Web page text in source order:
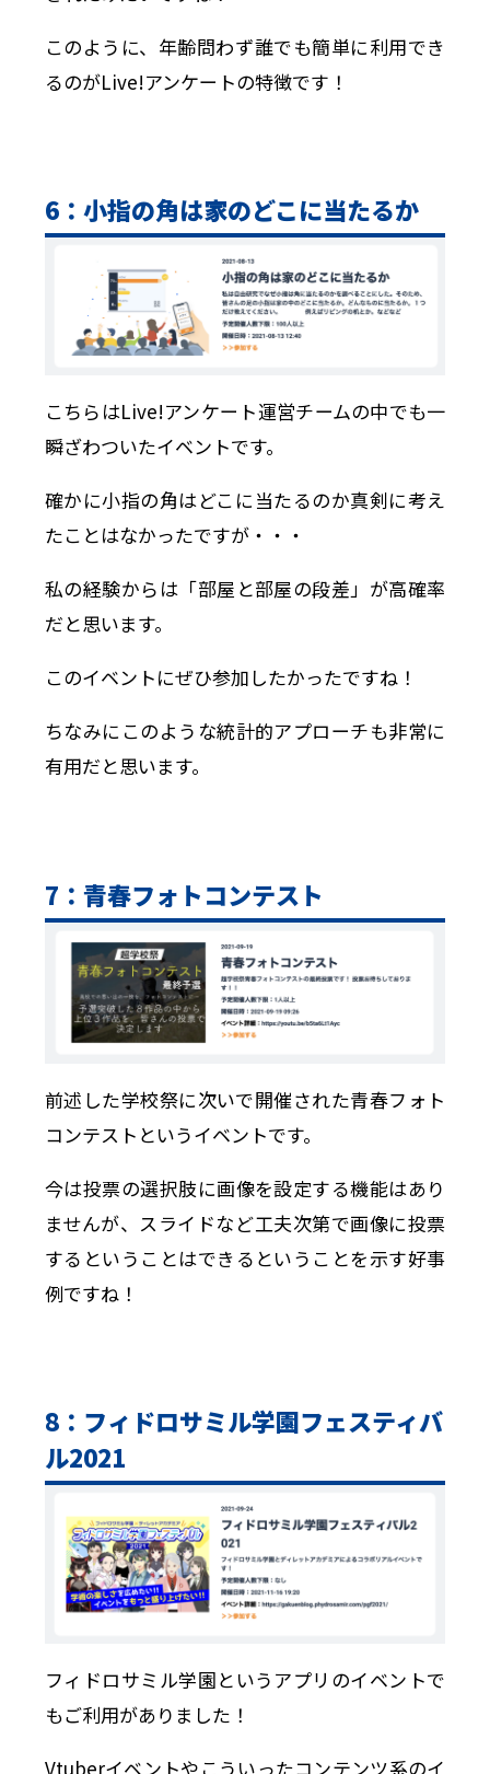
このように、年齢問わず誰でも簡単に利用でき
るのがLive!アンケートの特徴です！
6：小指の角は家のどこに当たるか
こちらはLive!アンケート運営チームの中でも一
瞬ざわついたイベントです。
確かに小指の角はどこに当たるのか真剣に考え
たことはなかったですが・・・
私の経験からは「部屋と部屋の段差」が高確率
だと思います。
このイベントにぜひ参加したかったですね！
ちなみにこのような統計的アプローチも非常に
有用だと思います。
7：青春フォトコンテスト
前述した学校祭に次いで開催された青春フォト
コンテストというイベントです。
今は投票の選択肢に画像を設定する機能はあり
ませんが、スライドなど工夫次第で画像に投票
するということはできるということを示す好事
例ですね！
8：フィドロサミル学園フェスティバ
ル2021
フィドロサミル学園というアプリのイベントで
もご利用がありました！
Vtuberイベントやこういったコンテンツ系のイ